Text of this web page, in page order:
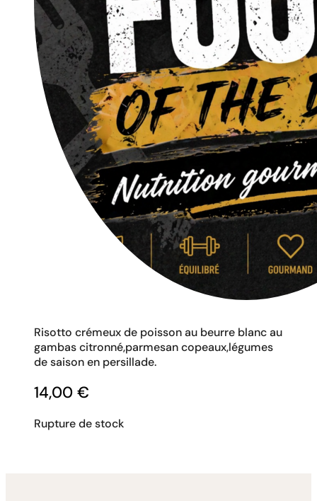
Risotto crémeux de poisson au beurre blanc au
gambas citronné,parmesan copeaux,légumes
de saison en persillade.
14,00 €
Rupture de stock